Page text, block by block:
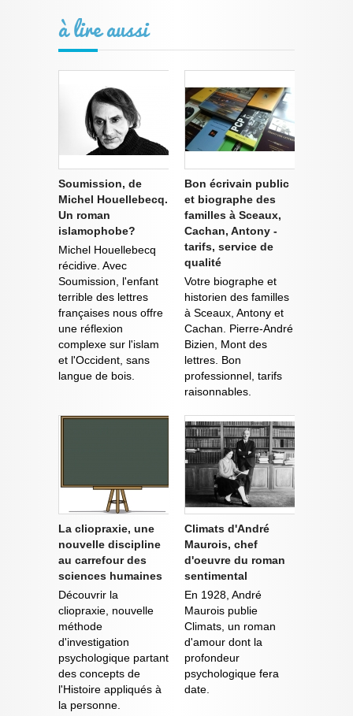
à lire aussi
Soumission, de
Michel Houellebecq.
Un roman
islamophobe?
Michel Houellebecq
récidive. Avec
Soumission, l'enfant
terrible des lettres
françaises nous offre
une réflexion
complexe sur l'islam
et l'Occident, sans
langue de bois.
Bon écrivain public
et biographe des
familles à Sceaux,
Cachan, Antony -
tarifs, service de
qualité
Votre biographe et
historien des familles
à Sceaux, Antony et
Cachan. Pierre-André
Bizien, Mont des
lettres. Bon
professionnel, tarifs
raisonnables.
La cliopraxie, une
nouvelle discipline
au carrefour des
sciences humaines
Découvrir la
cliopraxie, nouvelle
méthode
d'investigation
psychologique partant
des concepts de
l'Histoire appliqués à
la personne.
Climats d'André
Maurois, chef
d'oeuvre du roman
sentimental
En 1928, André
Maurois publie
Climats, un roman
d'amour dont la
profondeur
psychologique fera
date.